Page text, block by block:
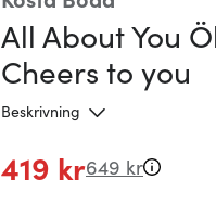
All About You
Cheers to you
Beskrivning
419 kr649 kr